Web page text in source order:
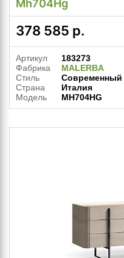
Mh704Hg
378 585 р.
Артикул
183273
Фабрика
MALERBA
Стиль
Современный
Страна
Италия
Модель
MH704HG